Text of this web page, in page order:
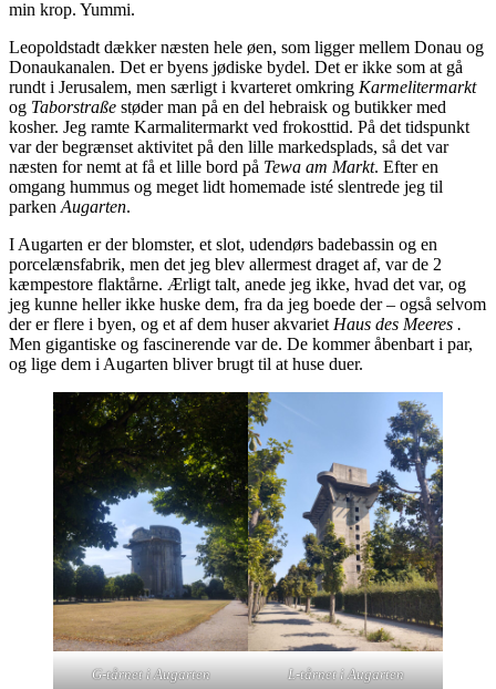
min krop. Yummi.
Leopoldstadt dækker næsten hele øen, som ligger mellem Donau og
Donaukanalen. Det er byens jødiske bydel. Det er ikke som at gå
rundt i Jerusalem, men særligt i kvarteret omkring Karmelitermarkt
og Taborstraße støder man på en del hebraisk og butikker med
kosher. Jeg ramte Karmalitermarkt ved frokosttid. På det tidspunkt
var der begrænset aktivitet på den lille markedsplads, så det var
næsten for nemt at få et lille bord på Tewa am Markt. Efter en
omgang hummus og meget lidt homemade isté slentrede jeg til
parken Augarten.
I Augarten er der blomster, et slot, udendørs badebassin og en
porcelænsfabrik, men det jeg blev allermest draget af, var de 2
kæmpestore flaktårne. Ærligt talt, anede jeg ikke, hvad det var, og
jeg kunne heller ikke huske dem, fra da jeg boede der – også selvom
der er flere i byen, og et af dem huser akvariet Haus des Meeres .
Men gigantiske og fascinerende var de. De kommer åbenbart i par,
og lige dem i Augarten bliver brugt til at huse duer.
G-tårnet i Augarten L-tårnet i Augarten